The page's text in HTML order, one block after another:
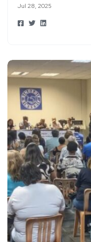
Jul 28, 2025